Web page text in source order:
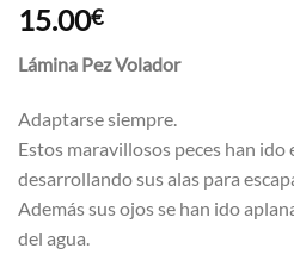
15.00€
Lámina Pez Volador
Adaptarse siempre.
Estos maravillosos peces han
desarrollando sus alas para
Además sus ojos se han ido
del agua.